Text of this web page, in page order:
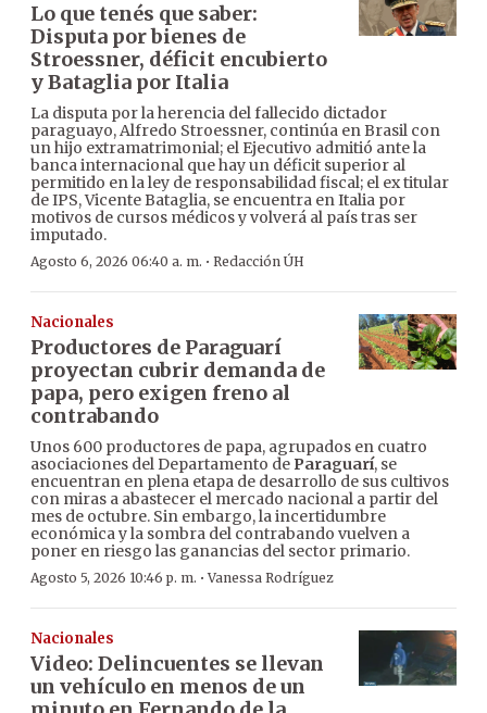
Lo que tenés que saber:
Disputa por bienes de
Stroessner, déficit encubierto
y Bataglia por Italia
La disputa por la herencia del fallecido dictador
paraguayo, Alfredo Stroessner, continúa en Brasil con
un hijo extramatrimonial; el Ejecutivo admitió ante la
banca internacional que hay un déficit superior al
permitido en la ley de responsabilidad fiscal; el ex titular
de IPS, Vicente Bataglia, se encuentra en Italia por
motivos de cursos médicos y volverá al país tras ser
imputado.
Agosto 6, 2026 06:40 a. m. · Redacción ÚH
Nacionales
Productores de Paraguarí
proyectan cubrir demanda de
papa, pero exigen freno al
contrabando
Unos 600 productores de papa, agrupados en cuatro
asociaciones del Departamento de Paraguarí, se
encuentran en plena etapa de desarrollo de sus cultivos
con miras a abastecer el mercado nacional a partir del
mes de octubre. Sin embargo, la incertidumbre
económica y la sombra del contrabando vuelven a
poner en riesgo las ganancias del sector primario.
Agosto 5, 2026 10:46 p. m. ·Vanessa Rodríguez
Nacionales
Video: Delincuentes se llevan
un vehículo en menos de un